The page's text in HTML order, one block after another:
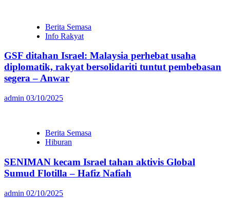
Berita Semasa
Info Rakyat
GSF ditahan Israel: Malaysia perhebat usaha
diplomatik, rakyat bersolidariti tuntut pembebasan
segera – Anwar
admin 03/10/2025
Berita Semasa
Hiburan
SENIMAN kecam Israel tahan aktivis Global
Sumud Flotilla – Hafiz Nafiah
admin 02/10/2025